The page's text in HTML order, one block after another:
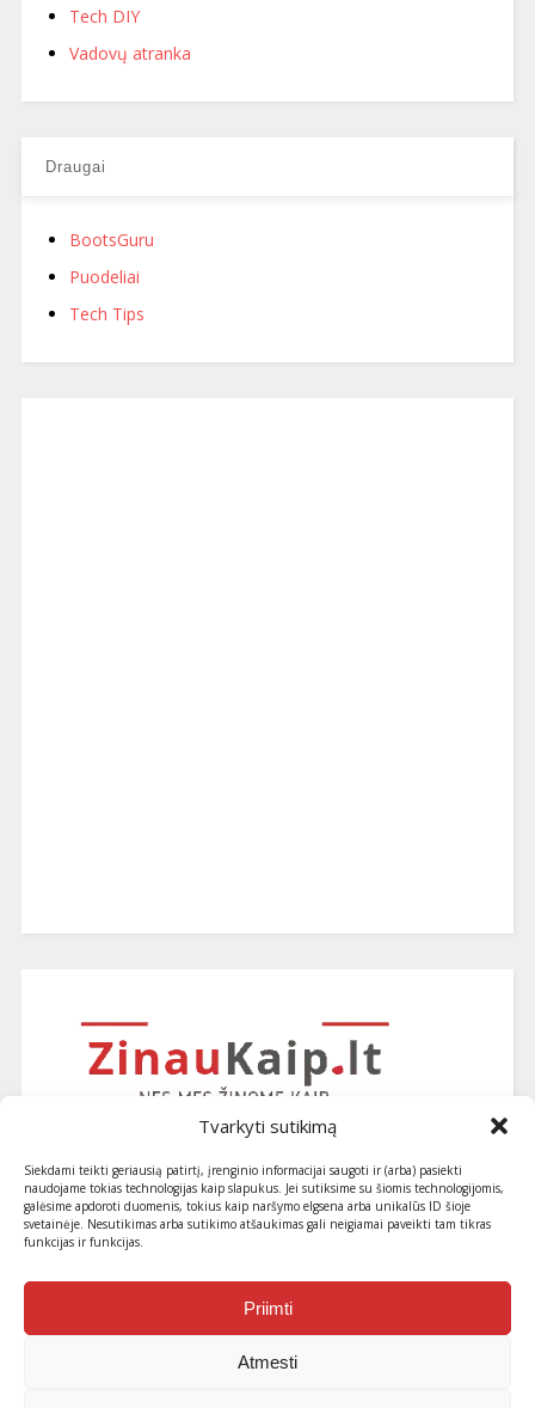
Tvarkyti sutikimą
Siekdami teikti geriausią patirtį, įrenginio informacijai saugoti ir (arba) pasiekti
naudojame tokias technologijas kaip slapukus. Jei sutiksime su šiomis technologijomis,
galėsime apdoroti duomenis, tokius kaip naršymo elgsena arba unikalūs ID šioje
svetainėje. Nesutikimas arba sutikimo atšaukimas gali neigiamai paveikti tam tikras
funkcijas ir funkcijas.
Priimti
Atmesti
Tech DIY
Vadovų atranka
Draugai
BootsGuru
Puodeliai
Tech Tips
Užsiprenumeruokite naujausius
straipsnius ir patarimus